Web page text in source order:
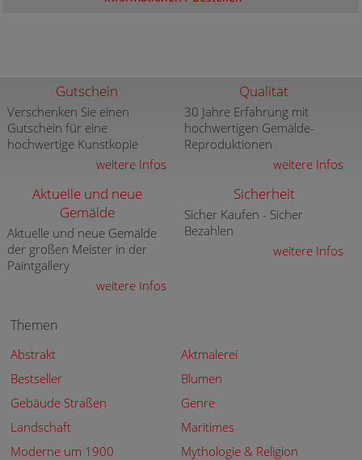
Gutschein
Verschenken Sie einen
Gutschein für eine
hochwertige Kunstkopie
weitere Infos
Qualität
30 Jahre Erfahrung mit
hochwertigen Gemälde-
Reproduktionen
weitere Infos
Aktuelle und neue
Gemälde
Aktuelle und neue Gemälde
der großen Meister in der
Paintgallery
weitere Infos
Sicherheit
Sicher Kaufen - Sicher
Bezahlen
weitere Infos
Themen
Abstrakt
Aktmalerei
Bestseller
Blumen
Gebäude Straßen
Genre
Landschaft
Maritimes
Moderne um 1900
Mythologie & Religion